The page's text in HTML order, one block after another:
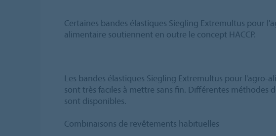
Certaines bandes élastiques Siegling Extremultus pour
alimentaire soutiennent en outre le concept HACCP.
Les bandes élastiques Siegling Extremultus pour l'agro-
sont très faciles à mettre sans fin. Différentes méthodes
sont disponibles.
Combinaisons de revêtements habituelles